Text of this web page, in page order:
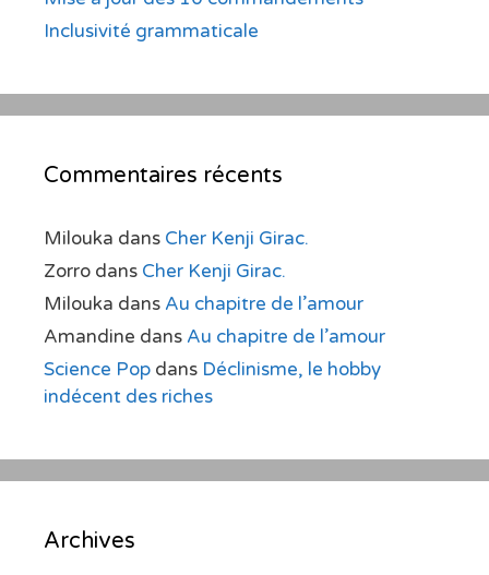
Inclusivité grammaticale
Commentaires récents
Milouka dans Cher Kenji Girac.
Zorro dans Cher Kenji Girac.
Milouka dans Au chapitre de l’amour
Amandine dans Au chapitre de l’amour
Science Pop dans Déclinisme, le hobby
indécent des riches
Archives